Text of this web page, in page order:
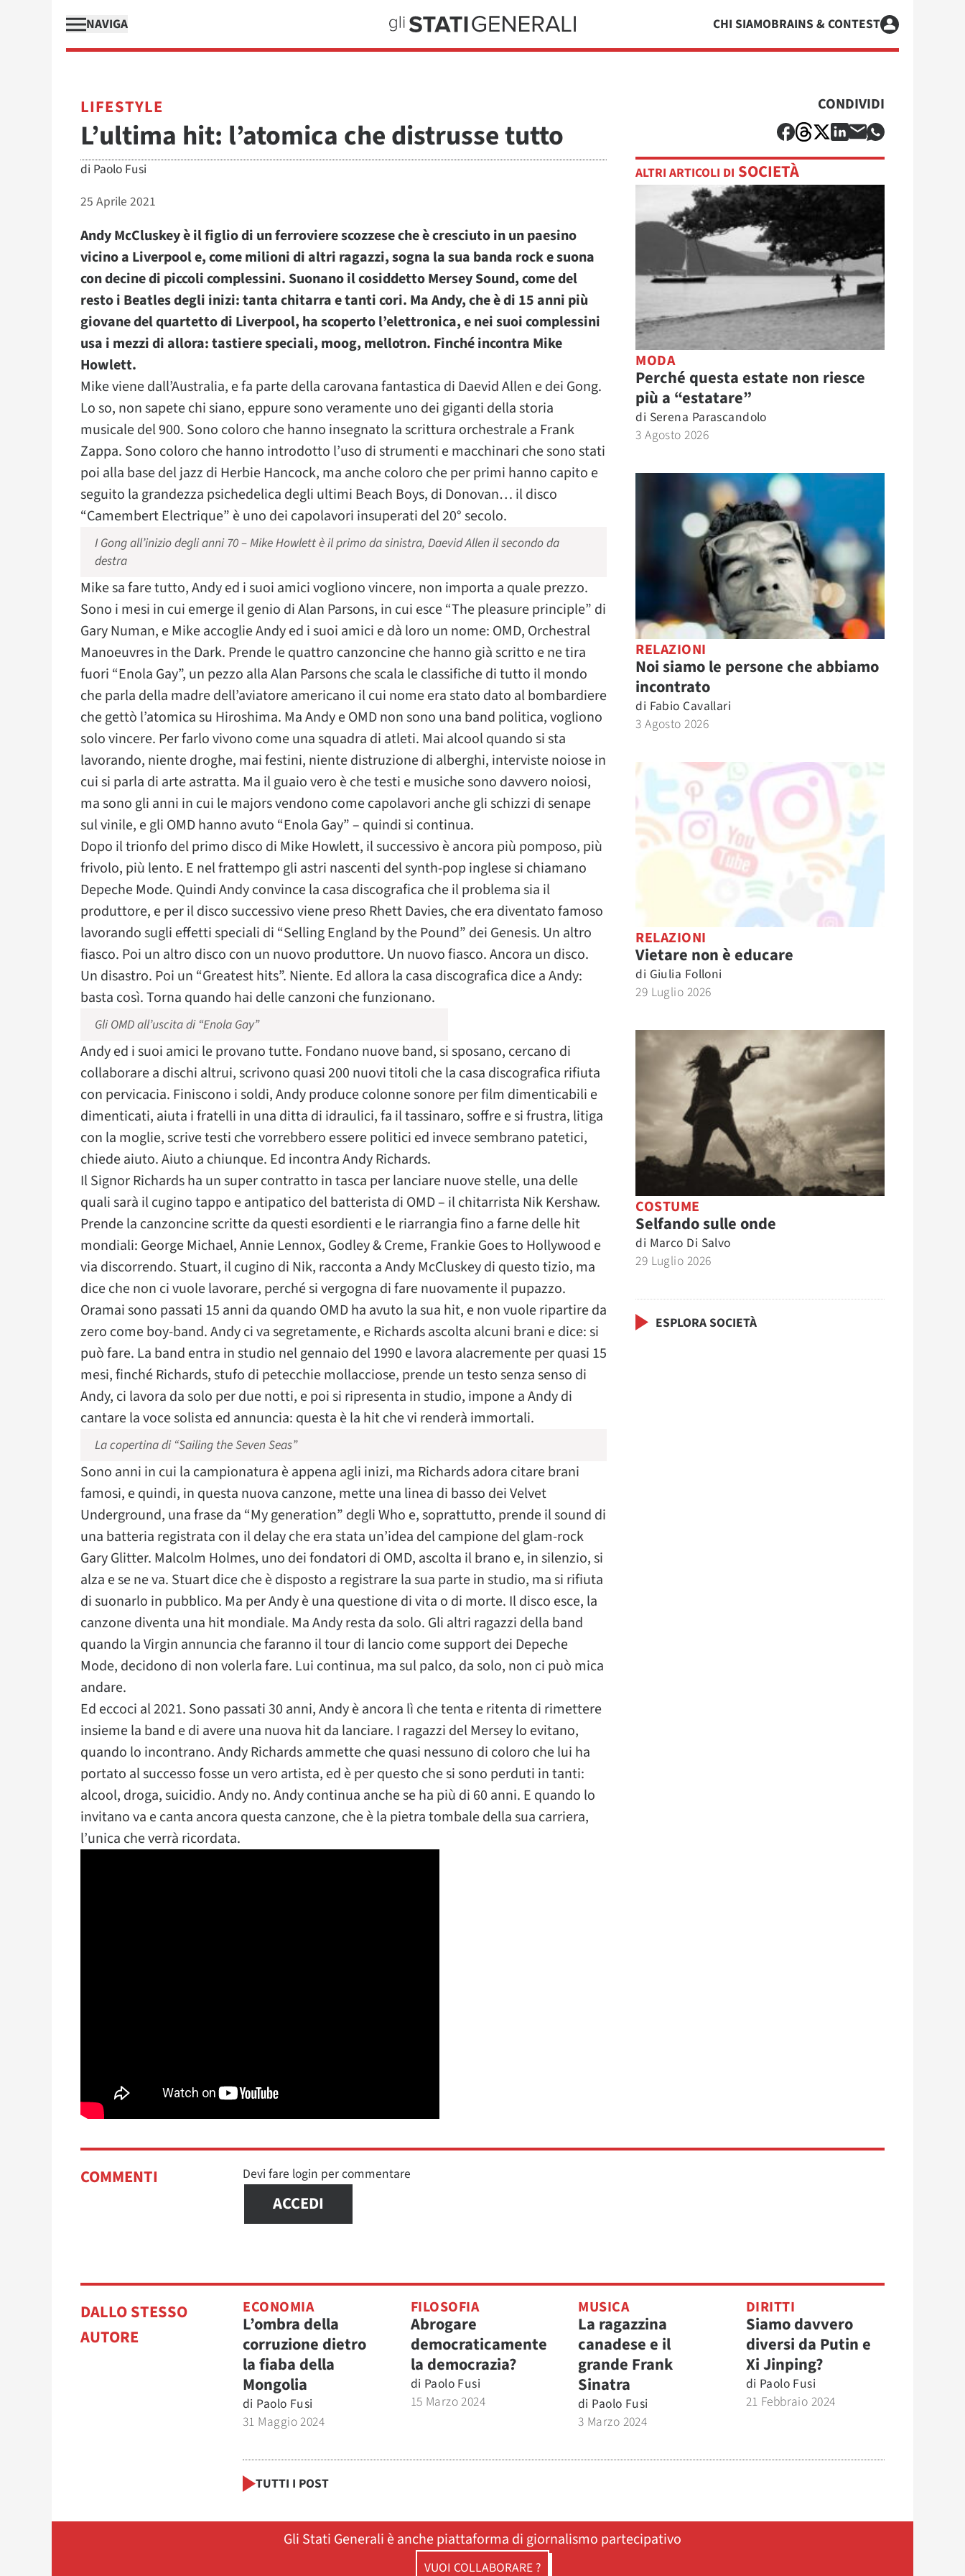
NAVIGA CHI SIAMOBRAINS & CONTEST
LIFESTYLE
L’ultima hit: l’atomica che distrusse tutto
di Paolo Fusi
25 Aprile 2021
Andy McCluskey è il figlio di un ferroviere scozzese che è cresciuto in un paesino
vicino a Liverpool e, come milioni di altri ragazzi, sogna la sua banda rock e suona
con decine di piccoli complessini. Suonano il cosiddetto Mersey Sound, come del
resto i Beatles degli inizi: tanta chitarra e tanti cori. Ma Andy, che è di 15 anni più
giovane del quartetto di Liverpool, ha scoperto l’elettronica, e nei suoi complessini
usa i mezzi di allora: tastiere speciali, moog, mellotron. Finché incontra Mike
Howlett.
Mike viene dall’Australia, e fa parte della carovana fantastica di Daevid Allen e dei Gong.
Lo so, non sapete chi siano, eppure sono veramente uno dei giganti della storia
musicale del 900. Sono coloro che hanno insegnato la scrittura orchestrale a Frank
Zappa. Sono coloro che hanno introdotto l’uso di strumenti e macchinari che sono stati
poi alla base del jazz di Herbie Hancock, ma anche coloro che per primi hanno capito e
seguito la grandezza psichedelica degli ultimi Beach Boys, di Donovan… il disco
“Camembert Electrique” è uno dei capolavori insuperati del 20° secolo.
I Gong all’inizio degli anni 70 – Mike Howlett è il primo da sinistra, Daevid Allen il secondo da
destra
Mike sa fare tutto, Andy ed i suoi amici vogliono vincere, non importa a quale prezzo.
Sono i mesi in cui emerge il genio di Alan Parsons, in cui esce “The pleasure principle” di
Gary Numan, e Mike accoglie Andy ed i suoi amici e dà loro un nome: OMD, Orchestral
Manoeuvres in the Dark. Prende le quattro canzoncine che hanno già scritto e ne tira
fuori “Enola Gay”, un pezzo alla Alan Parsons che scala le classifiche di tutto il mondo
che parla della madre dell’aviatore americano il cui nome era stato dato al bombardiere
che gettò l’atomica su Hiroshima. Ma Andy e OMD non sono una band politica, vogliono
solo vincere. Per farlo vivono come una squadra di atleti. Mai alcool quando si sta
lavorando, niente droghe, mai festini, niente distruzione di alberghi, interviste noiose in
cui si parla di arte astratta. Ma il guaio vero è che testi e musiche sono davvero noiosi,
ma sono gli anni in cui le majors vendono come capolavori anche gli schizzi di senape
sul vinile, e gli OMD hanno avuto “Enola Gay” – quindi si continua.
Dopo il trionfo del primo disco di Mike Howlett, il successivo è ancora più pomposo, più
frivolo, più lento. E nel frattempo gli astri nascenti del synth-pop inglese si chiamano
Depeche Mode. Quindi Andy convince la casa discografica che il problema sia il
produttore, e per il disco successivo viene preso Rhett Davies, che era diventato famoso
lavorando sugli effetti speciali di “Selling England by the Pound” dei Genesis. Un altro
fiasco. Poi un altro disco con un nuovo produttore. Un nuovo fiasco. Ancora un disco.
Un disastro. Poi un “Greatest hits”. Niente. Ed allora la casa discografica dice a Andy:
basta così. Torna quando hai delle canzoni che funzionano.
Gli OMD all’uscita di “Enola Gay”
Andy ed i suoi amici le provano tutte. Fondano nuove band, si sposano, cercano di
collaborare a dischi altrui, scrivono quasi 200 nuovi titoli che la casa discografica rifiuta
con pervicacia. Finiscono i soldi, Andy produce colonne sonore per film dimenticabili e
dimenticati, aiuta i fratelli in una ditta di idraulici, fa il tassinaro, soffre e si frustra, litiga
con la moglie, scrive testi che vorrebbero essere politici ed invece sembrano patetici,
chiede aiuto. Aiuto a chiunque. Ed incontra Andy Richards.
Il Signor Richards ha un super contratto in tasca per lanciare nuove stelle, una delle
quali sarà il cugino tappo e antipatico del batterista di OMD – il chitarrista Nik Kershaw.
Prende la canzoncine scritte da questi esordienti e le riarrangia fino a farne delle hit
mondiali: George Michael, Annie Lennox, Godley & Creme, Frankie Goes to Hollywood e
via discorrendo. Stuart, il cugino di Nik, racconta a Andy McCluskey di questo tizio, ma
dice che non ci vuole lavorare, perché si vergogna di fare nuovamente il pupazzo.
Oramai sono passati 15 anni da quando OMD ha avuto la sua hit, e non vuole ripartire da
zero come boy-band. Andy ci va segretamente, e Richards ascolta alcuni brani e dice: si
può fare. La band entra in studio nel gennaio del 1990 e lavora alacremente per quasi 15
mesi, finché Richards, stufo di petecchie mollacciose, prende un testo senza senso di
Andy, ci lavora da solo per due notti, e poi si ripresenta in studio, impone a Andy di
cantare la voce solista ed annuncia: questa è la hit che vi renderà immortali.
La copertina di “Sailing the Seven Seas”
Sono anni in cui la campionatura è appena agli inizi, ma Richards adora citare brani
famosi, e quindi, in questa nuova canzone, mette una linea di basso dei Velvet
Underground, una frase da “My generation” degli Who e, soprattutto, prende il sound di
una batteria registrata con il delay che era stata un’idea del campione del glam-rock
Gary Glitter. Malcolm Holmes, uno dei fondatori di OMD, ascolta il brano e, in silenzio, si
alza e se ne va. Stuart dice che è disposto a registrare la sua parte in studio, ma si rifiuta
di suonarlo in pubblico. Ma per Andy è una questione di vita o di morte. Il disco esce, la
canzone diventa una hit mondiale. Ma Andy resta da solo. Gli altri ragazzi della band
quando la Virgin annuncia che faranno il tour di lancio come support dei Depeche
Mode, decidono di non volerla fare. Lui continua, ma sul palco, da solo, non ci può mica
andare.
Ed eccoci al 2021. Sono passati 30 anni, Andy è ancora lì che tenta e ritenta di rimettere
insieme la band e di avere una nuova hit da lanciare. I ragazzi del Mersey lo evitano,
quando lo incontrano. Andy Richards ammette che quasi nessuno di coloro che lui ha
portato al successo fosse un vero artista, ed è per questo che si sono perduti in tanti:
alcool, droga, suicidio. Andy no. Andy continua anche se ha più di 60 anni. E quando lo
invitano va e canta ancora questa canzone, che è la pietra tombale della sua carriera,
l’unica che verrà ricordata.
CONDIVIDI
ALTRI ARTICOLI DI SOCIETÀ
MODA
Perché questa estate non riesce
più a “estatare”
di Serena Parascandolo
3 Agosto 2026
RELAZIONI
Noi siamo le persone che abbiamo
incontrato
di Fabio Cavallari
3 Agosto 2026
RELAZIONI
Vietare non è educare
di Giulia Folloni
29 Luglio 2026
COSTUME
Selfando sulle onde
di Marco Di Salvo
29 Luglio 2026
ESPLORA SOCIETÀ
COMMENTI Devi fare login per commentare
ACCEDI
DALLO STESSO
AUTORE
ECONOMIA
L’ombra della
corruzione dietro
la fiaba della
Mongolia
di Paolo Fusi
31 Maggio 2024
FILOSOFIA
Abrogare
democraticamente
la democrazia?
di Paolo Fusi
15 Marzo 2024
MUSICA
La ragazzina
canadese e il
grande Frank
Sinatra
di Paolo Fusi
3 Marzo 2024
DIRITTI
Siamo davvero
diversi da Putin e
Xi Jinping?
di Paolo Fusi
21 Febbraio 2024
TUTTI I POST
Gli Stati Generali è anche piattaforma di giornalismo partecipativo
VUOI COLLABORARE ?